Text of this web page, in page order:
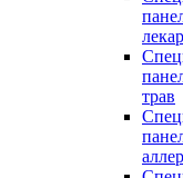
трав